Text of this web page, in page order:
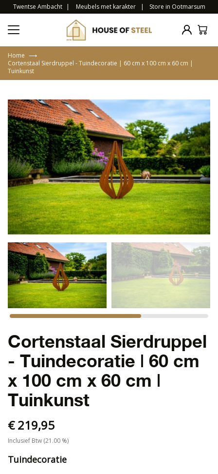
Twentse Ambacht | Meubels met karakter | Store in Ootmarsum
Home ⟶
Cortenstaal Sierdruppel - Tuindecoratie | 60 cm x 100 cm x 60 cm |
Tuinkunst
Cortenstaal Sierdruppel
- Tuindecoratie | 60 cm
x 100 cm x 60 cm |
Tuinkunst
€ 219,95
Inclusief Btw (21.00 %)
Tuindecoratie